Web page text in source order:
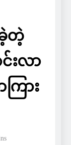
တဲ့
းလာ
ြား